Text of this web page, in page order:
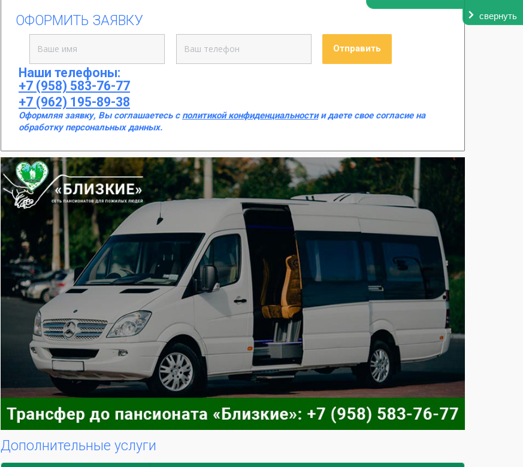
свернуть
ОФОРМИТЬ ЗАЯВКУ
Наши телефоны:
+7 (958) 583-76-77
+7 (962) 195-89-38
Оформляя заявку, Вы соглашаетесь с политикой конфиденциальностии даете свое согласие на
обработку персональных данных.
Дополнительные услуги